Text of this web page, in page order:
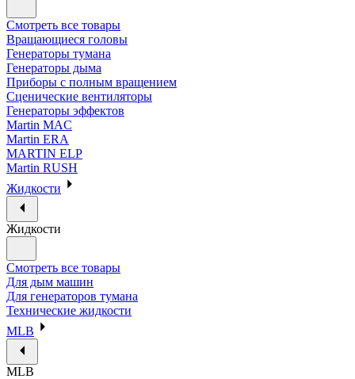
Смотреть все товары
Вращающиеся головы
Генераторы тумана
Генераторы дыма
Приборы с полным вращением
Сценические вентиляторы
Генераторы эффектов
Martin MAC
Martin ERA
MARTIN ELP
Martin RUSH
Жидкости
Жидкости
Смотреть все товары
Для дым машин
Для генераторов тумана
Технические жидкости
MLB
MLB